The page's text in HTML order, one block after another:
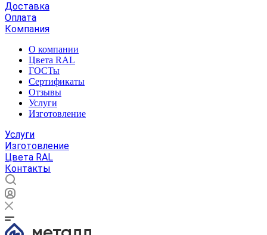
Доставка
Оплата
Компания
О компании
Цвета RAL
ГОСТы
Сертификаты
Отзывы
Услуги
Изготовление
Услуги
Изготовление
Цвета RAL
Контакты